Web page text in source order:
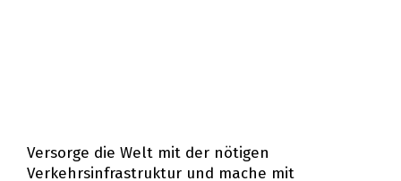
Versorge die Welt mit der nötigen
Verkehrsinfrastruktur und mache mit